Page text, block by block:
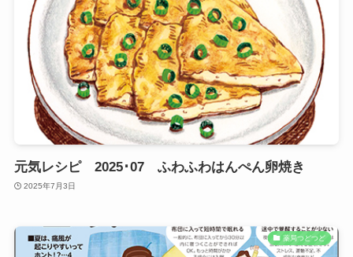
元気レシピ 2025･07 ふわふわはんぺん卵焼き
2025年7月3日
薬局つどつど